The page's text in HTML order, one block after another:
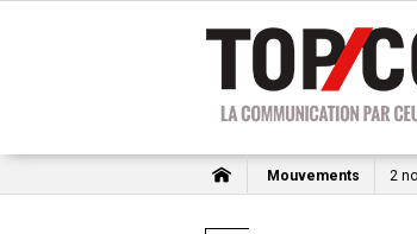
Mouvements 2